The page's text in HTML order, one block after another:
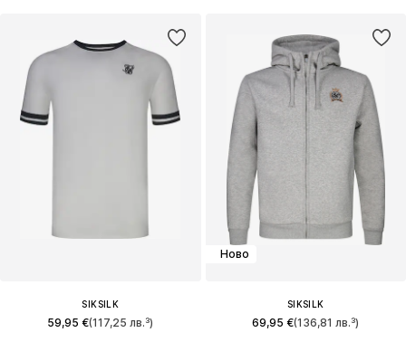
SIKSILK
59,95 €(117,25 лв.³)
Ново
SIKSILK
69,95 €(136,81 лв.³)